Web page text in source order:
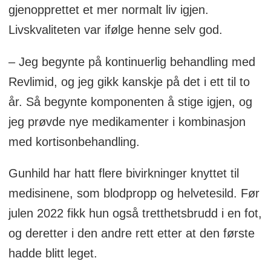
omprogrammere pasientens eget
immunsystem for å angripe kreften. T-
effektiv programvare som gjør den mer
effektiv. Men behandlingen er en
tidkrevende og omstendelig prosess.
Pasientens egne T-celler blir samlet
gjennom en prosess som ligner
bloddonasjon, kjent som aferese.
De innsamlede T-cellene sendes til et
laboratorium i utlandet der de genetisk
modifiseres for å produsere spesifikke
gjenopprettet et mer normalt liv igjen.
Livskvaliteten var ifølge henne selv god.
– Jeg begynte på kontinuerlig behandling med
Revlimid, og jeg gikk kanskje på det i ett til to
år. Så begynte komponenten å stige igjen, og
jeg prøvde nye medikamenter i kombinasjon
med kortisonbehandling.
Gunhild har hatt flere bivirkninger knyttet til
medisinene, som blodpropp og helvetesild. Før
julen 2022 fikk hun også tretthetsbrudd i en fot,
og deretter i den andre rett etter at den første
hadde blitt leget.